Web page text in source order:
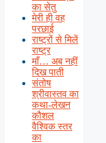
का सेतु
मेरी ही वह
परछाई
राष्ट्रों से मिलें
राष्ट्र
माँ… अब नहीं
दिख पाती
संतोष
श्रीवास्तव का
कथा-लेखन
कौशल
वैश्विक स्तर
का